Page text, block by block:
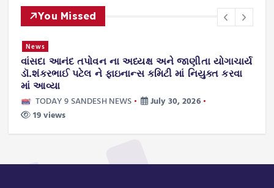
You Missed
News
વાંસદા આનંદ તપોવન ના અધ્યક્ષ અને જાણીતા યોગાચાર્ય
ડૉ.શંકરભાઈ પટેલ ને ફાઇનાન્સ કમિટી માં નિયુક્ત કરવા
માં આવ્યા
TODAY 9 SANDESH NEWS
July 30, 2026
19 views